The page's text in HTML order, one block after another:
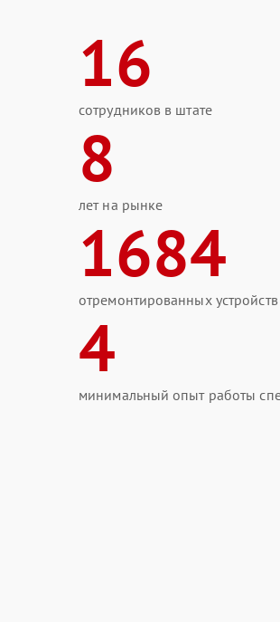
16
сотрудников в штате
8
лет на рынке
1684
отремонтированных устройств
4
минимальный опыт работы